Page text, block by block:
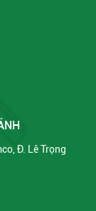
Đ. Lê Trọng